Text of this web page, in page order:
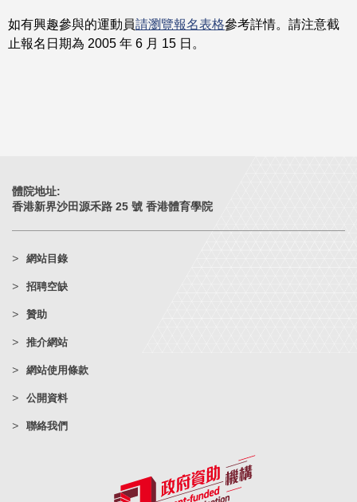
如有興趣參與的運動員請瀏覽報名表格參考詳情。請注意截
止報名日期為 2005 年 6 月 15 日。
體院地址:
香港新界沙田源禾路 25 號 香港體育學院
網站目錄
招聘空缺
贊助
推介網站
網站使用條款
公開資料
聯絡我們